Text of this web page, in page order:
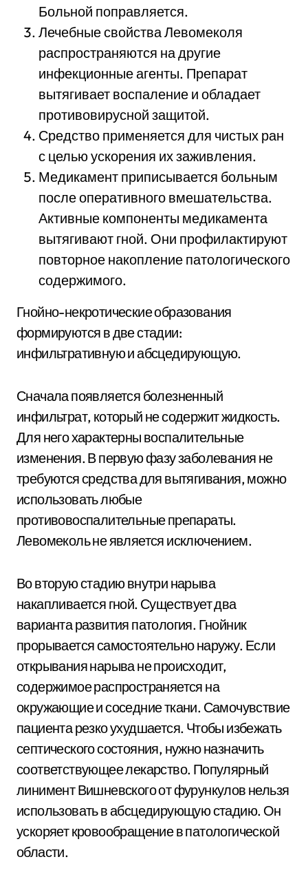
Больной поправляется.
Лечебные свойства Левомеколя
распространяются на другие
инфекционные агенты. Препарат
вытягивает воспаление и обладает
противовирусной защитой.
Средство применяется для чистых ран
с целью ускорения их заживления.
Медикамент приписывается больным
после оперативного вмешательства.
Активные компоненты медикамента
вытягивают гной. Они профилактируют
повторное накопление патологического
содержимого.
Гнойно-некротические образования
формируются в две стадии:
инфильтративную и абсцедирующую.
Сначала появляется болезненный
инфильтрат, который не содержит жидкость.
Для него характерны воспалительные
изменения. В первую фазу заболевания не
требуются средства для вытягивания, можно
использовать любые
противовоспалительные препараты.
Левомеколь не является исключением.
Во вторую стадию внутри нарыва
накапливается гной. Существует два
варианта развития патология. Гнойник
прорывается самостоятельно наружу. Если
открывания нарыва не происходит,
содержимое распространяется на
окружающие и соседние ткани. Самочувствие
пациента резко ухудшается. Чтобы избежать
септического состояния, нужно назначить
соответствующее лекарство. Популярный
линимент Вишневского от фурункулов нельзя
использовать в абсцедирующую стадию. Он
ускоряет кровообращение в патологической
области.